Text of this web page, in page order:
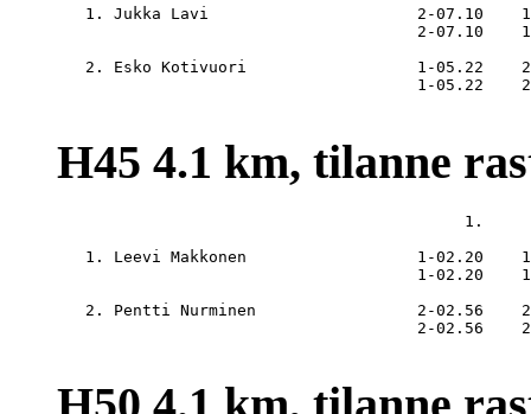
1. Jukka Lavi                      2-07.10
2-07.10
2. Esko Kotivuori                  1-05.22
1-05.22
H45 4.1 km, tilanne
1.
1. Leevi Makkonen                  1-02.20
1-02.20
2. Pentti Nurminen                 2-02.56
2-02.56